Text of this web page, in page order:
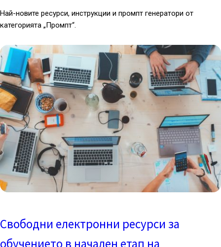
Най-новите ресурси, инструкции и промпт генератори от
категорията „Промпт“.
Свободни електронни ресурси за
обучението в начален етап на